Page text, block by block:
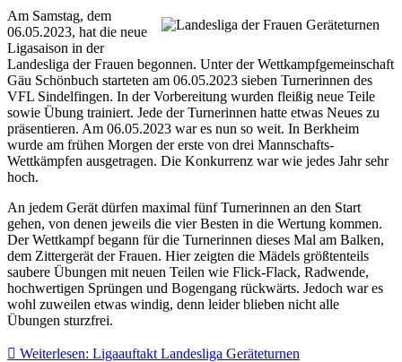
Am Samstag, dem
06.05.2023, hat die neue
Ligasaison in der
Landesliga der Frauen begonnen. Unter der Wettkampfgemeinschaft
Gäu Schönbuch starteten am 06.05.2023 sieben Turnerinnen des
VFL Sindelfingen. In der Vorbereitung wurden fleißig neue Teile
sowie Übung trainiert. Jede der Turnerinnen hatte etwas Neues zu
präsentieren. Am 06.05.2023 war es nun so weit. In Berkheim
wurde am frühen Morgen der erste von drei Mannschafts-
Wettkämpfen ausgetragen. Die Konkurrenz war wie jedes Jahr sehr
hoch.
An jedem Gerät dürfen maximal fünf Turnerinnen an den Start
gehen, von denen jeweils die vier Besten in die Wertung kommen.
Der Wettkampf begann für die Turnerinnen dieses Mal am Balken,
dem Zittergerät der Frauen. Hier zeigten die Mädels größtenteils
saubere Übungen mit neuen Teilen wie Flick-Flack, Radwende,
hochwertigen Sprüngen und Bogengang rückwärts. Jedoch war es
wohl zuweilen etwas windig, denn leider blieben nicht alle
Übungen sturzfrei.
Weiterlesen: Ligaauftakt Landesliga Geräteturnen